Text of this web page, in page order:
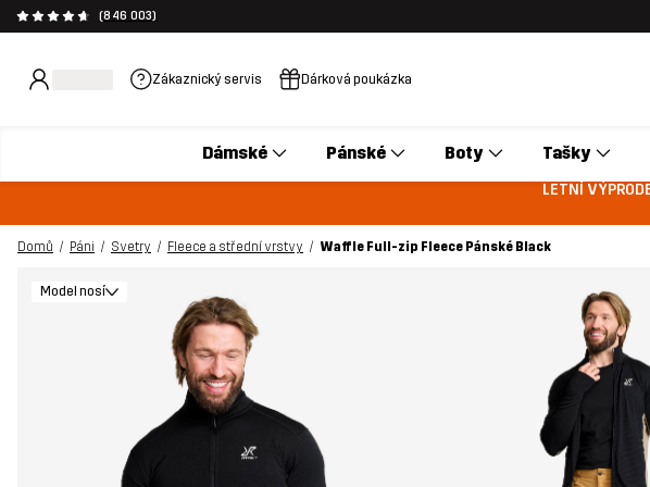
(846 003)
Zákaznický servis Dárková poukázka
Dámské Pánské Boty Tašky
LETNÍ
Domů Páni Svetry Fleece a střední vrstvy
Waffle Full-zip Fleece Pánské Black
Model nosí